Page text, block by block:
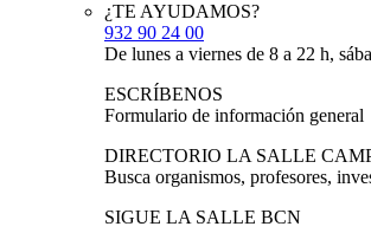
¿TE AYUDAMOS?
932 90 24 00
De lunes a viernes de 8 a 22 h,
ESCRÍBENOS
Formulario de información general
DIRECTORIO LA SALLE
Busca organismos, profesores,
SIGUE LA SALLE BCN